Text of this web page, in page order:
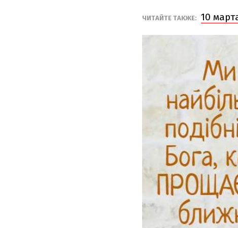
ЧИТАЙТЕ ТАКЖЕ: 10